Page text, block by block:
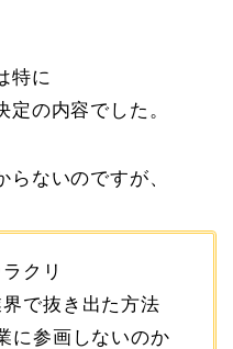
特に
の内容でした。
ないのですが、
クリ
で抜き出た方法
に参画しないのか